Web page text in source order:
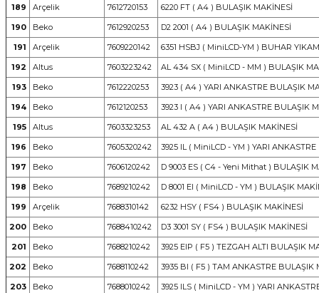
189
Arçelik 7612720153
6220 FT ( A4 ) BULAŞIK MAKİNESİ
190
Beko 7612920253
D2 2001 ( A4 ) BULAŞIK MAKİNESİ
191
Arçelik 7609220142
6351 HSBJ ( MiniLCD-YM ) BUHAR
192
Altus 7603223242
AL 434 SX ( MiniLCD - MM ) BULAŞIK
193
Beko 7612220253
3923 ( A4 ) YARI ANKASTRE BULAŞIK
194
Beko 7612120253
3923 I ( A4 ) YARI ANKASTRE BULAŞIK
195
Altus 7603323253
AL 432 A ( A4 ) BULAŞIK MAKİNESİ
196
Beko 7605320242
3925 IL ( MiniLCD - YM ) YARI
197
Beko 7606120242
D 9003 ES ( C4 - Yeni Mithat ) BULAŞIK
198
Beko 7689210242
D 8001 EI ( MiniLCD - YM ) BULAŞIK
199
Arçelik 7688310142
6232 HSY ( FS4 ) BULAŞIK MAKİNESİ
200
Beko 7688410242
D3 3001 SY ( FS4 ) BULAŞIK MAKİNESİ
201
Beko 7688210242
3925 EIP ( F5 ) TEZGAH ALTI BULAŞIK
202
Beko 7688110242
3935 BI ( F5 ) TAM ANKASTRE BULAŞIK
203
Beko 7688010242
3925 ILS ( MiniLCD - YM ) YARI